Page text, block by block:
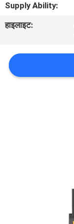
का
दौरा
गुणवत्ता
नियंत्रण
Supply Ability:
हाइलाइट: